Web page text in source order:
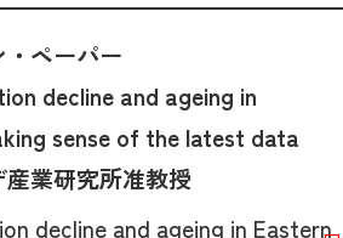
ペーパー
decline and ageing in
sense of the latest data
業研究所准教授
decline and ageing in Eastern